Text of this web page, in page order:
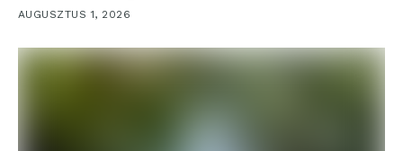
AUGUSZTUS 1, 2026